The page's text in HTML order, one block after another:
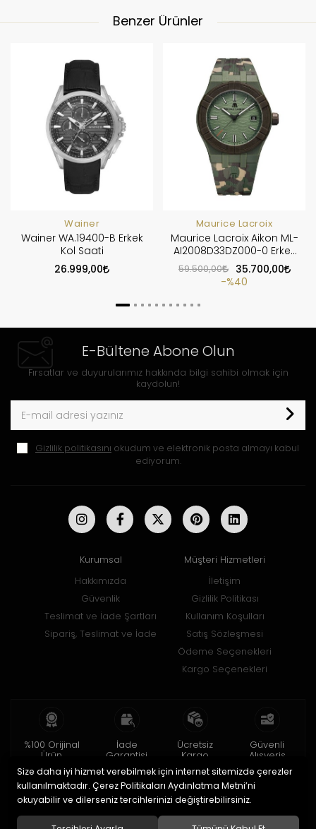
Benzer Ürünler
Wainer
Wainer WA.19400-B Erkek
Kol Saati
26.999,00
Maurice Lacroix
Maurice Lacroix Aikon ML-
AI2008D33DZ000-0 Erkek
Kol Saati
59.500,00
35.700,00
%40
E-Bültene Abone Olun
Fırsatlar ve duyurularımız hakkında bilgi sahibi olmak için
kaydolun!
Gizlilik politikasını okudum ve elektronik posta almayı kabul
ediyorum.
Kurumsal
Hakkımızda
Güvenlik
Teslimat ve İade Şartları
Sipariş, Teslimat ve İade
Müşteri Hizmetleri
İletişim
Gizlilik Politikası
Kullanım Koşulları
Satış Sözleşmesi
Ödeme Seçenekleri
Kargo Seçenekleri
%100 Orijinal
Ürün
2 yıl garanti
İade
Garantisi
15 gün içinde
iade
Ücretsiz
Kargo
150 TL ve üzeri
Güvenli
Alışveriş
256bit SSL ile
Size daha iyi hizmet verebilmek için internet sitemizde çerezler
kullanılmaktadır. Çerez Politikaları Aydınlatma Metni’ni
okuyabilir ve dilerseniz tercihlerinizi değiştirebilirsiniz.